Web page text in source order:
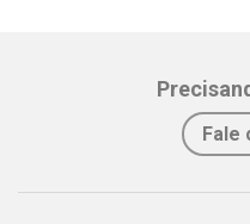
Fale